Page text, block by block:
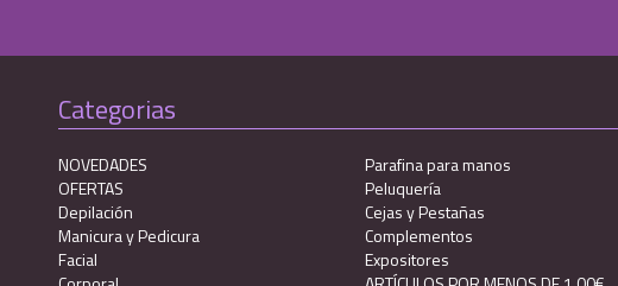
Categorias
NOVEDADES
OFERTAS
Depilación
Manicura y Pedicura
Facial
Parafina para manos
Peluquería
Cejas y Pestañas
Complementos
Expositores